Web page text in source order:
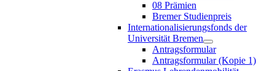
08 Prämien
Bremer Studienpreis
Internationalisierungsfonds der
Universität Bremen
Antragsformular
Antragsformular (Kopie 1)